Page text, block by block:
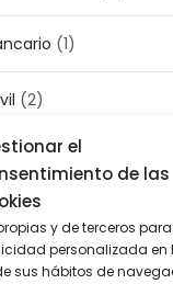
el
de las
y de terceros
personalizada en
sus hábitos de
(1)
(2)
(3)
Empresa
(50)